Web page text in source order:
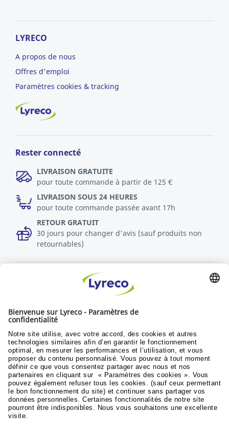
LYRECO
A propos de nous
Offres d'emploi
Paramètres cookies & tracking
Rester connecté
LIVRAISON GRATUITE
pour toute commande à partir de 125 €
LIVRAISON SOUS 24 HEURES
pour toute commande passée avant 17h
RETOUR GRATUIT
30 jours pour changer d'avis (sauf produits non
retournables)
Découvrez toutes les vidéos
Durabilité
© Lyreco 2024
Conditions generales de vente|Conditions
generales d'utilisation|Conditions de retours